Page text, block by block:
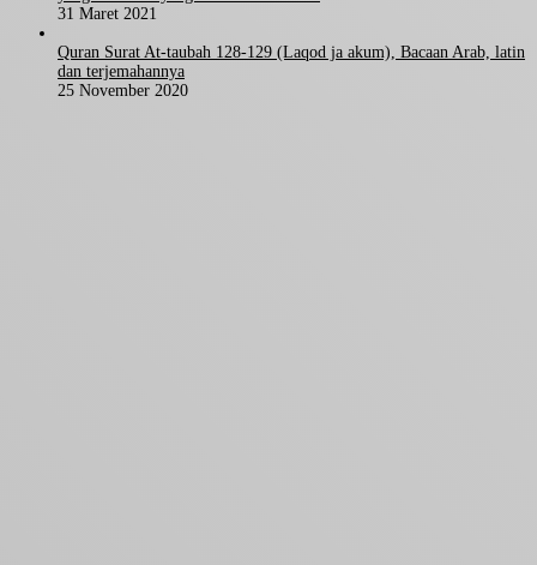
31 Maret 2021
Quran Surat At-taubah 128-129 (Laqod ja akum), Bacaan Arab, latin
dan terjemahannya
25 November 2020